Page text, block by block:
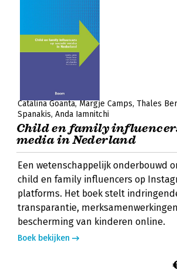
Catalina Goanta Margje Camps Thales
Spanakis Anda Iamnitchi
Child en family
media in Nederland
Een wetenschappelijk onderbouwd
child en family influencers op
platforms. Het boek stelt
transparantie,
bescherming van kinderen online.
Boek bekijken